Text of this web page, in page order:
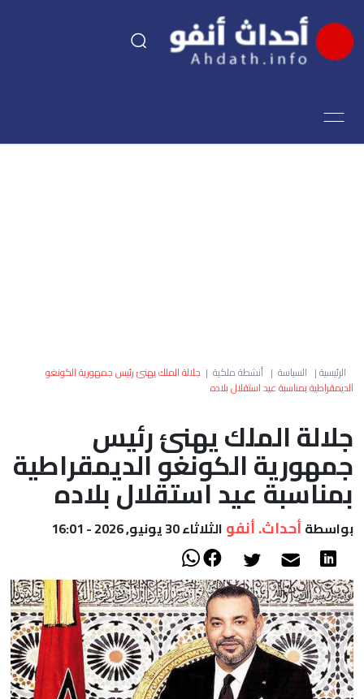
اقتصاد
العالم
الصحراء
الرئيسية| السياسة | أنشطة ملكية | جلالة الملك يهنئ رئيس جمهورية الكونغو
الديمقراطية بمناسبة عيد استقلال بلاده
جلالة الملك يهنئ رئيس
جمهورية الكونغو الديمقراطية
بمناسبة عيد استقلال بلاده
بواسطة أحداث. أنفو الثلاثاء 30 يونيو, 2026 - 16:01